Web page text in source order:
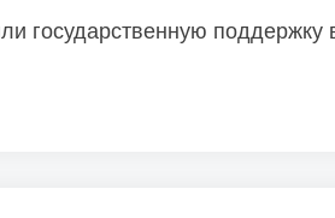
государственную поддержку